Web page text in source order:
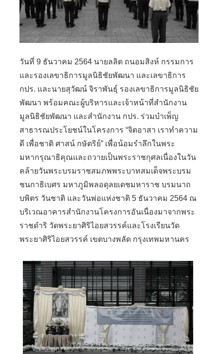
วันที่ 9 ธันวาคม 2564 นายลลิต ถนอมสิงห์ กรรมการ
และรองเลขาธิการมูลนิธิชัยพัฒนา และเลขาธิการ
กปร. และนายสุวัฒน์ จิราพันธุ์ รองเลขาธิการมูลนิธิชัย
พัฒนา พร้อมคณะผู้บริหารและเจ้าหน้าที่สำนักงาน
มูลนิธิชัยพัฒนา และสำนักงาน กปร. ร่วมบำเพ็ญ
สาธารณประโยชน์ในโครงการ “จิตอาสา เราทำความ
ดี เพื่อชาติ ศาสน์ กษัตริย์” เพื่อน้อมรำลึกในพระ
มหากรุณาธิคุณและถวายเป็นพระราชกุศลเนื่องในวัน
คล้ายวันพระบรมราชสมภพพระบาทสมเด็จพระบรม
ชนกาธิเบศร มหาภูมิพลอดุลยเดชมหาราช บรมนาถ
บพิตร วันชาติ และวันพ่อแห่งชาติ 5 ธันวาคม 2564 ณ
บริเวณอาคารสำนักงานโครงการอันเนื่องมาจากพระ
ราชดำริ วัดพระยาศิริไอยสวรรค์และโรงเรียนวัด
พระยาศิริไอยสวรรค์ เขตบางพลัด กรุงเทพมหานคร